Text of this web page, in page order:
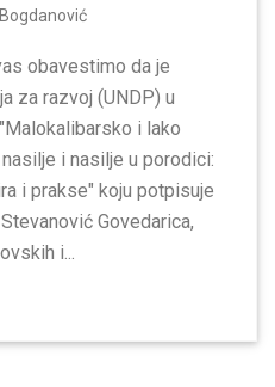
obavestimo da je
za razvoj (UNDP) u
i lako
i nasilje u porodici:
i prakse" koju potpisuje
Govedarica,
i...